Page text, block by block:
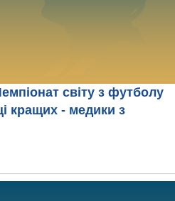
світу з футболу
кращих - медики з